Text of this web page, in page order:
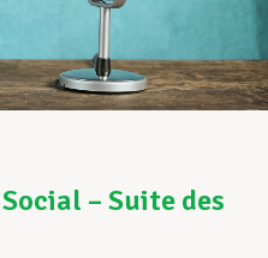
– Suite des